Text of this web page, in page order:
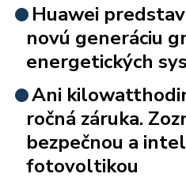
Huawei
novú generáciu
energetických
Ani
ročná záruka.
bezpečnou a
fotovoltikou